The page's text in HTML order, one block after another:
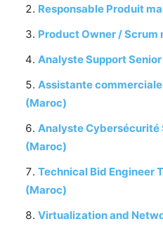
Responsable Produit
Product Owner / Scrum
Analyste Support
Assistante
(Maroc)
Analyste Cybersécurité
(Maroc)
Technical Bid Engineer
(Maroc)
Virtualization and